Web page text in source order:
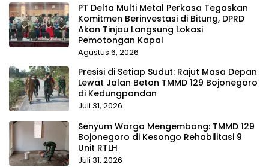
PT Delta Multi Metal Perkasa Tegaskan
Komitmen Berinvestasi di Bitung, DPRD
Akan Tinjau Langsung Lokasi
Pemotongan Kapal
Agustus 6, 2026
Presisi di Setiap Sudut: Rajut Masa Depan
Lewat Jalan Beton TMMD 129 Bojonegoro
di Kedungpandan
Juli 31, 2026
Senyum Warga Mengembang: TMMD 129
Bojonegoro di Kesongo Rehabilitasi 9
Unit RTLH
Juli 31, 2026